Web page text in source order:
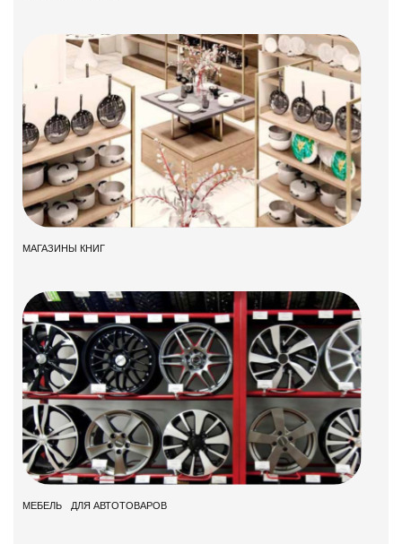
МАГАЗИНЫ КНИГ
МЕБЕЛЬ ДЛЯ АВТОТОВАРОВ